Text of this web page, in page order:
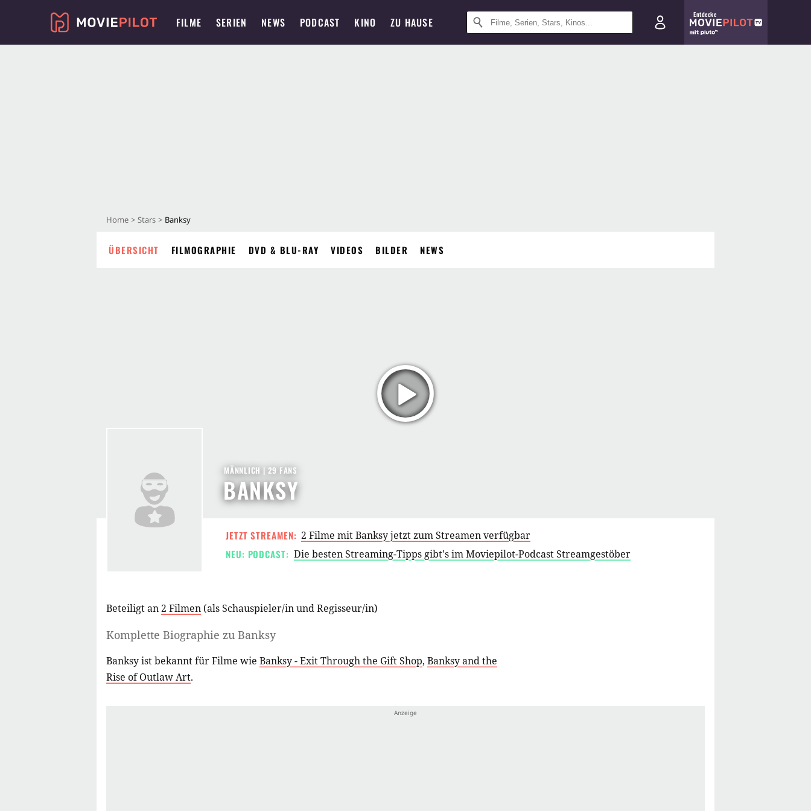
FILME SERIEN NEWS PODCAST KINO ZU HAUSE
Entdecke
Home Stars Banksy
ÜBERSICHT FILMOGRAPHIE DVD & BLU-RAY VIDEOS BILDER NEWS
BANKSY
MÄNNLICH | 29 FANS
JETZT STREAMEN: 2 Filme mit Banksy jetzt zum Streamen verfügbar
NEU: PODCAST: Die besten Streaming-Tipps gibt's im Moviepilot-Podcast Streamgestöber
Beteiligt an2 Filmen (alsSchauspieler/inundRegisseur/in)
Komplette Biographie zu Banksy
Banksy ist bekannt für Filme wie Banksy - Exit Through the Gift Shop, Banksy and the
Rise of Outlaw Art.